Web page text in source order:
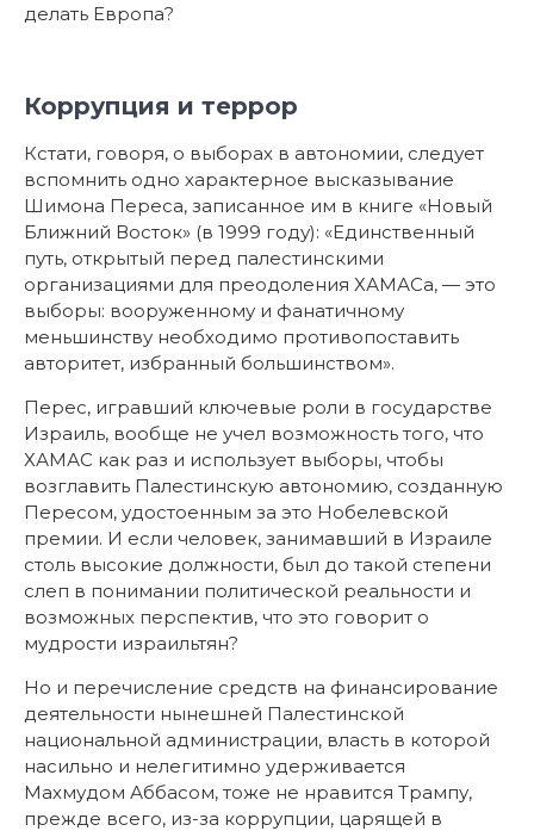
делать Европа?
Коррупция и террор
Кстати, говоря, о выборах в автономии, следует
вспомнить одно характерное высказывание
Шимона Переса, записанное им в книге «Новый
Ближний Восток» (в 1999 году): «Единственный
путь, открытый перед палестинскими
организациями для преодоления ХАМАСа, — это
выборы: вооруженному и фанатичному
меньшинству необходимо противопоставить
авторитет, избранный большинством».
Перес, игравший ключевые роли в государстве
Израиль, вообще не учел возможность того, что
ХАМАС как раз и использует выборы, чтобы
возглавить Палестинскую автономию, созданную
Пересом, удостоенным за это Нобелевской
премии. И если человек, занимавший в Израиле
столь высокие должности, был до такой степени
слеп в понимании политической реальности и
возможных перспектив, что это говорит о
мудрости израильтян?
Но и перечисление средств на финансирование
деятельности нынешней Палестинской
национальной администрации, власть в которой
насильно и нелегитимно удерживается
Махмудом Аббасом, тоже не нравится Трампу,
прежде всего, из-за коррупции, царящей в